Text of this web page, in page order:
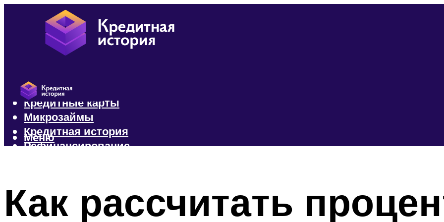
Кредиты
Кредитные карты
Микрозаймы
Кредитная история
Рефинансирование
Меню
Как рассчитать